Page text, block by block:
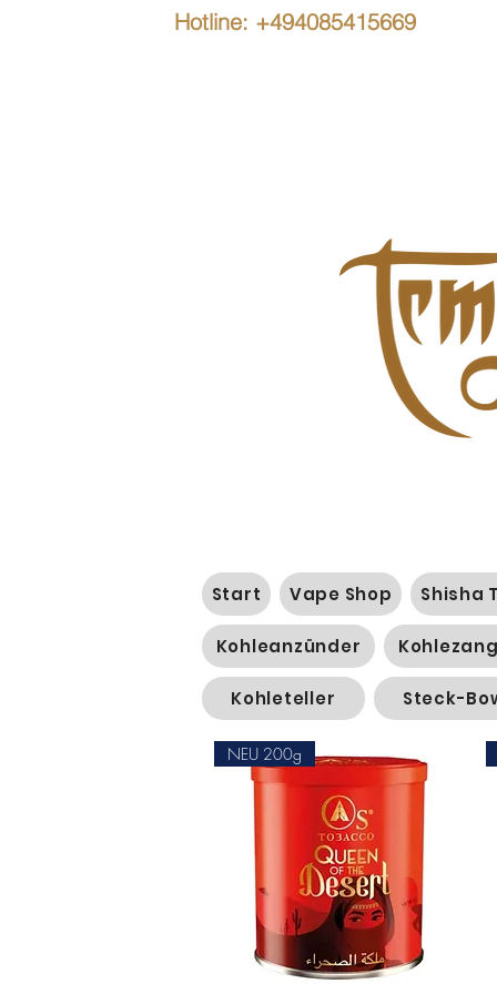
Hotline: +494085415669
Start Vape Shop Shisha
Kohleanzünder
Kohleteller Steck-
NEU 200g